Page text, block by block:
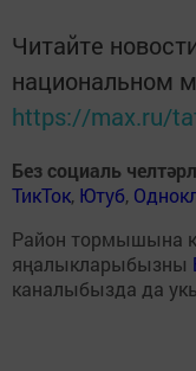
Читайте
национальном
https://max.ru/
Без социаль
ТикТок, Ютуб,
Район тормышына
яңалыкларыбызны
каналыбызда да